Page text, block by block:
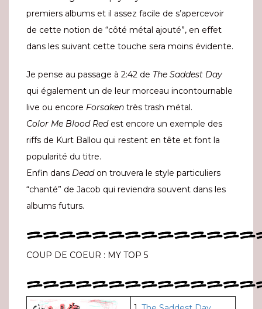
premiers albums et il assez facile de s’apercevoir
de cette notion de “côté métal ajouté”, en effet
dans les suivant cette touche sera moins évidente.
Je pense au passage à 2:42 de The Saddest Day
qui également un de leur morceau incontournable
live ou encore Forsaken très trash métal.
Color Me Blood Redest encore un exemple des
riffs de Kurt Ballou qui restent en tête et font la
popularité du titre.
Enfin dans Deadon trouvera le style particuliers
“chanté” de Jacob qui reviendra souvent dans les
albums futurs.
COUP DE COEUR : MY TOP 5